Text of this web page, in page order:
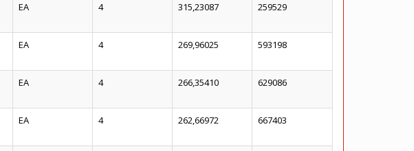
EA 4 315,23087 259529
EA 4 269,96025 593198
EA 4 266,35410 629086
EA 4 262,66972 667403